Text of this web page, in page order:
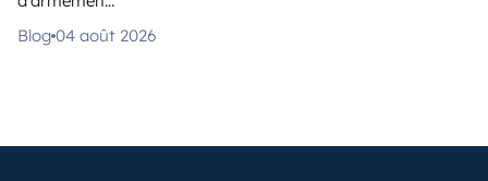
Blog 04 août 2026